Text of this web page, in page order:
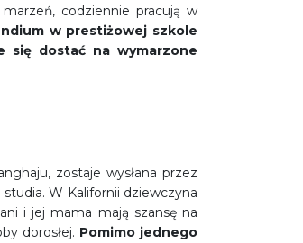
codziennie pracują w
w prestiżowej szkole
się dostać na wymarzone
zostaje wysłana przez
W Kalifornii dziewczyna
i jej mama mają szansę na
dorosłej. Pomimo jednego